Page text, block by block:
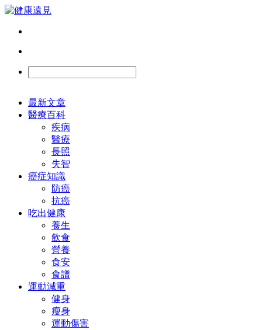
最新文章
醫療百科
疾病
醫療
長照
失智
癌症知識
防癌
抗癌
吃出健康
養生
飲食
營養
食安
食譜
運動減重
健身
瘦身
運動傷害